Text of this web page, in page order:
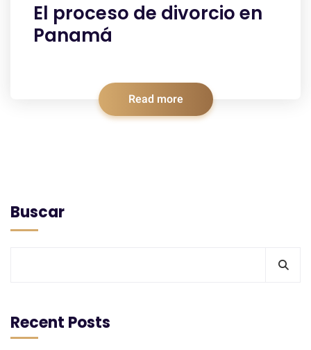
El proceso de divorcio en
Panamá
Read more
Buscar
Recent Posts